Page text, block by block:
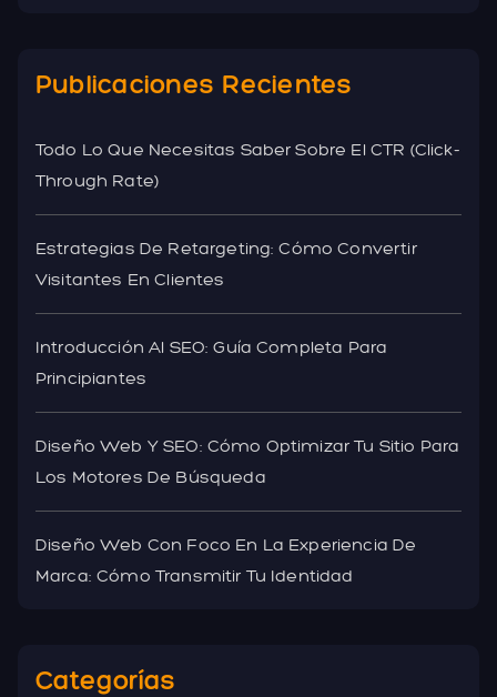
Publicaciones Recientes
Todo Lo Que Necesitas Saber Sobre El CTR (Click-
Through Rate)
Estrategias De Retargeting: Cómo Convertir
Visitantes En Clientes
Introducción Al SEO: Guía Completa Para
Principiantes
Diseño Web Y SEO: Cómo Optimizar Tu Sitio Para
Los Motores De Búsqueda
Diseño Web Con Foco En La Experiencia De
Marca: Cómo Transmitir Tu Identidad
Categorías